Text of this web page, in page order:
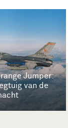
Jumper:
van de